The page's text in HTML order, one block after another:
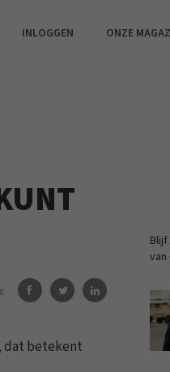
INLOGGEN ONZE
dat betekent